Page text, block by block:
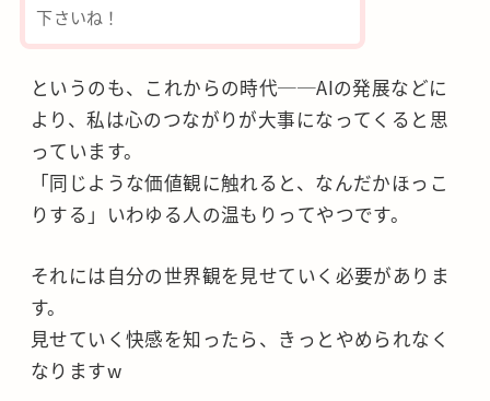
下さいね！
というのも、これからの時代──AIの発展などに
より、私は心のつながりが大事になってくると思
っています。
「同じような価値観に触れると、なんだかほっこ
りする」いわゆる人の温もりってやつです。
それには自分の世界観を見せていく必要がありま
す。
見せていく快感を知ったら、きっとやめられなく
なりますw